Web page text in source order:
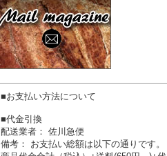
■お支払い方法について
■代金引換
配送業者： 佐川急便
備考： お支払い総額は以下の通りです。